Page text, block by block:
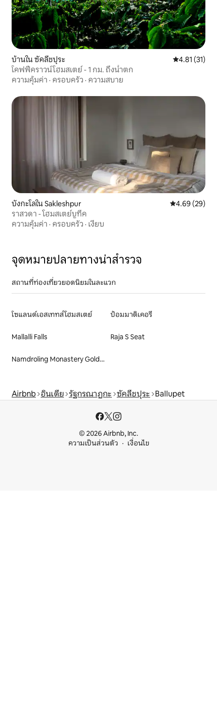
บ้านใน ซัคลีชปุระ คะแนนเฉลี่ย
4.81 (31)
โคฟฟี่คราวน์โฮมสเตย์ - 1 กม. ถึงน้ำตก
ความคุ้มค่า · ครอบครัว · ความสบาย
บังกะโลใน Sakleshpur คะแนนเฉลี่ย
4.69 (29)
ราสวดา - โฮมสเตย์บูทีค
ความคุ้มค่า · ครอบครัว · เงียบ
จุดหมายปลายทางน่าสำรวจ
สถานที่ท่องเที่ยวยอดนิยมในละแวก
โซแลนด์เอสเททส์โฮมสเตย์ ป้อมมาดิเคอรี
Mallalli Falls Raja S Seat
Namdroling Monastery Golden Temple
Airbnb อินเดีย รัฐกรณาฏกะ ซัคลีชปุระ Ballupet
© 2026 Airbnb, Inc.
ความเป็นส่วนตัว
เงื่อนไข